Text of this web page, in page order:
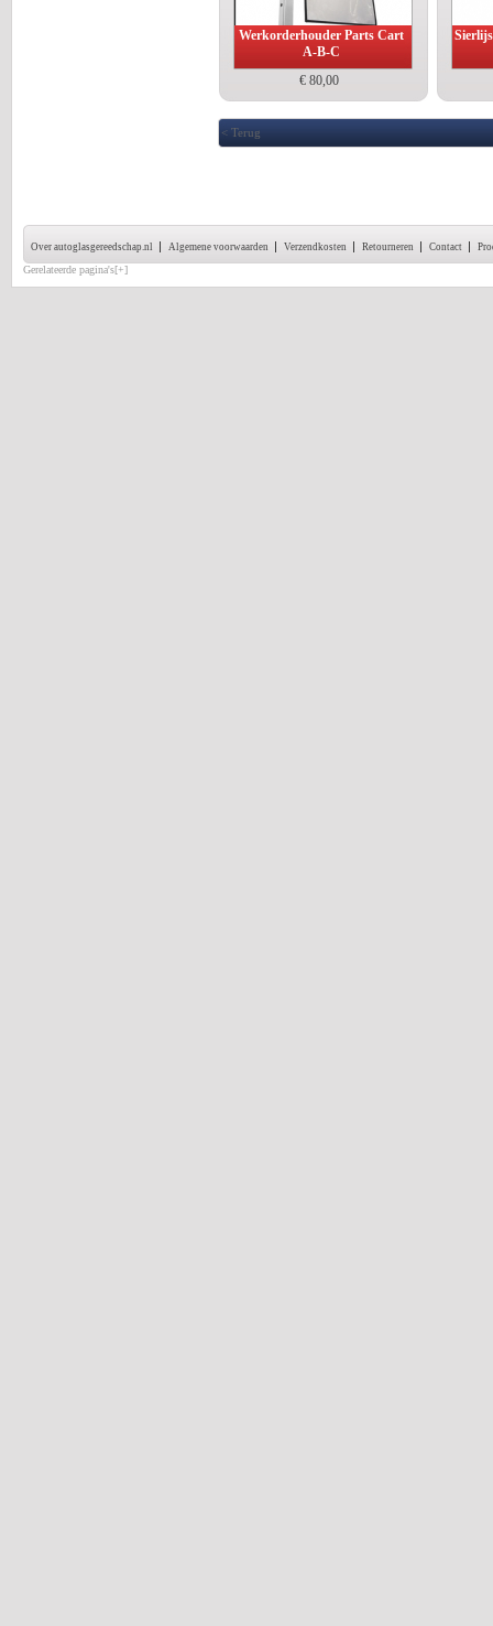
Werkorderhouder Parts Cart
A-B-C
€ 80,00
< Terug
Over autoglasgereedschap.nl Algemene voorwaarden Verzendkosten Retourneren Contact
Gerelateerde pagina's[+]